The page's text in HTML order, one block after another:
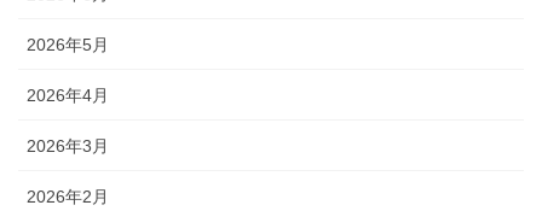
2026年5月
2026年4月
2026年3月
2026年2月